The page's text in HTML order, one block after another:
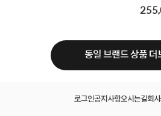
포함]
동일 브랜드 상품 더
로그인공지사항오시는길회